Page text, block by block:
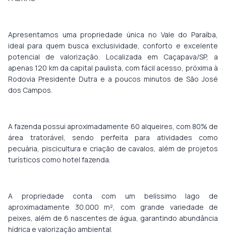
Apresentamos uma propriedade única no Vale do Paraíba,
ideal para quem busca exclusividade, conforto e excelente
potencial de valorização. Localizada em Caçapava/SP, a
apenas 120 km da capital paulista, com fácil acesso, próxima à
Rodovia Presidente Dutra e a poucos minutos de São José
dos Campos.
A fazenda possui aproximadamente 60 alqueires, com 80% de
área tratorável, sendo perfeita para atividades como
pecuária, piscicultura e criação de cavalos, além de projetos
turísticos como hotel fazenda.
A propriedade conta com um belíssimo lago de
aproximadamente 30.000 m², com grande variedade de
peixes, além de 6 nascentes de água, garantindo abundância
hídrica e valorização ambiental.